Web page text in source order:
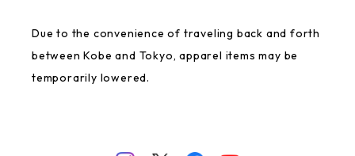
Due to the convenience of traveling back and forth
between Kobe and Tokyo, apparel items may be
temporarily lowered.